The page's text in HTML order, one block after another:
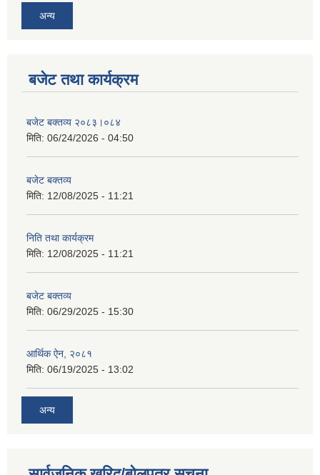
अन्य
बजेट तथा कार्यक्रम
बजेट बक्तव्य २०८३।०८४
मिति: 06/24/2026 - 04:50
बजेट बक्तव्य
मिति: 12/08/2025 - 11:21
निति तथा कार्यक्रम
मिति: 12/08/2025 - 11:21
बजेट बक्तव्य
मिति: 06/29/2025 - 15:30
आर्थिक ऐन, २०८१
मिति: 06/19/2025 - 13:02
अन्य